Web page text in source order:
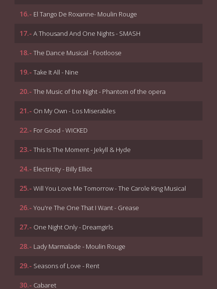
16.- El Tango De Roxanne- Moulin Rouge
17.- A Thousand And One Nights - SMASH
18.- The Dance Musical - Footloose
19.- Take It All - Nine
20.- The Music of the Night - Phantom of the opera
21.- On My Own - Los Miserables
22.- For Good - WICKED
23.- This Is The Moment - Jekyll & Hyde
24.- Electricity - Billy Elliot
25.- Will You Love Me Tomorrow - The Carole King Musical
26.- You're The One That I Want - Grease
27.- One Night Only - Dreamgirls
28.- Lady Marmalade - Moulin Rouge
29.- Seasons of Love - Rent
30.- Cabaret